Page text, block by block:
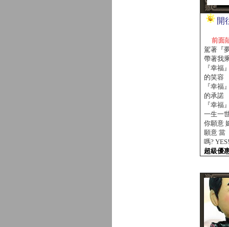
開
前面
駕著『
帶著我
『幸福
的笑容
『幸福
的承諾
『幸福
一生一
你願意
願意 當
嗎?
超級優